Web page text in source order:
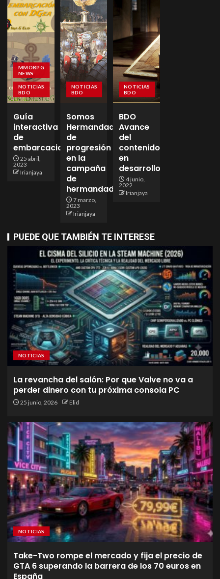
MMORPG
NEWS
NOTICIAS
BDO
Guía
interactiva
de
embarcaciones
25 abril,
2023
Irianjaya
NOTICIAS
BDO
Somos
Hermandad
de
progresión
en la
campaña
de
hermandades!
7 marzo,
2023
Irianjaya
NOTICIAS
BDO
BDO
Avance
del
contenido
en
desarrollo
4 junio,
2022
Irianjaya
PUEDE QUE TAMBIÉN TE INTERESE
NOTICIAS
La revancha del salón: Por que Valve no va a
perder dinero con tu próxima consola PC
25 junio, 2026 Elid
NOTICIAS
Take-Two rompe el mercado y fija el precio de
GTA 6 superando la barrera de los 70 euros en
España